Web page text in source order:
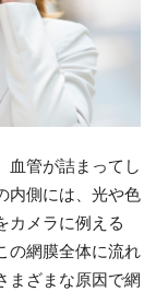
血管が詰まってし
内側には、光や色
カメラに例える
の網膜全体に流れ
まざまな原因で網